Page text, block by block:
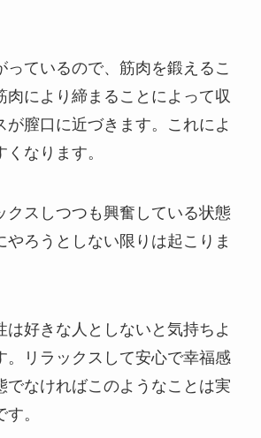
っているので、筋肉を鍛えるこ
肉により締まることによって収
が膣口に近づきます。これによ
なります。
クスしつつも興奮している状態
やろうとしない限りは起こりま
は好きな人としないと気持ちよ
。リラックスして安心で幸福感
でなければこのようなことは実
。